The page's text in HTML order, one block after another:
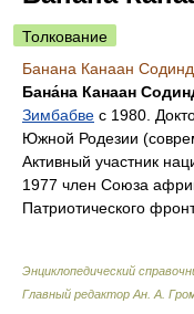
Толкование
Банана Канаан
Бана́на Канаан
Зимбабве с 1980.
Южной Родезии
Активный участник
1977 член Союза
Патриотического
Энциклопедический
Главный редактор Ан. А.